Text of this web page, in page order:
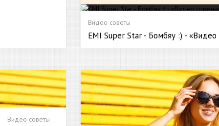
Видео советы
EMI Super Star - Бомбяу :) -
Видео советы